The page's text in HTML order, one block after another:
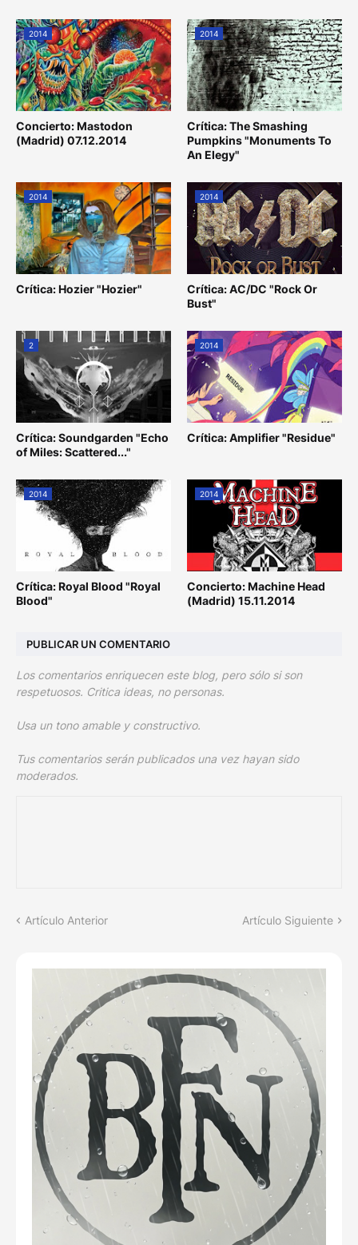
2014
Concierto: Mastodon
(Madrid) 07.12.2014
2014
Crítica: The Smashing
Pumpkins "Monuments To
An Elegy"
2014
Crítica: Hozier "Hozier"
2014
Crítica: AC/DC "Rock Or
Bust"
2
Crítica: Soundgarden "Echo
of Miles: Scattered..."
2014
Crítica: Amplifier "Residue"
2014
Crítica: Royal Blood "Royal
Blood"
2014
Concierto: Machine Head
(Madrid) 15.11.2014
PUBLICAR UN COMENTARIO
Los comentarios enriquecen este blog, pero sólo si son
respetuosos. Critica ideas, no personas.
Usa un tono amable y constructivo.
Tus comentarios serán publicados una vez hayan sido
moderados.
Artículo Anterior Artículo Siguiente